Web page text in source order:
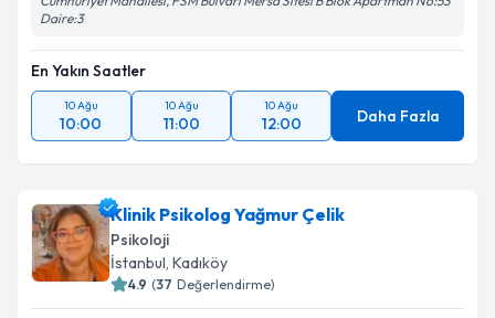
Daire:3
En Yakın Saatler
10 Ağu
10:00
10 Ağu
11:00
10 Ağu
12:00 Daha Fazla
Klinik Psikolog Yağmur Çelik
Psikoloji
İstanbul, Kadıköy
4.9 (37 Değerlendirme)